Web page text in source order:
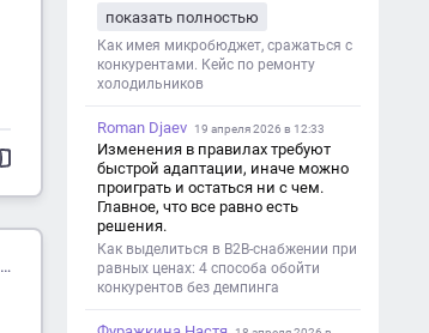
и ловит самый горячий трафик,
тогда как SEO в таких задачах
просто не успевает.
показать полностью
Как имея микробюджет, сражаться с
конкурентами. Кейс по ремонту
холодильников
Roman Djaev 19 апреля 2026 в 12:33
Изменения в правилах требуют
быстрой адаптации, иначе можно
проиграть и остаться ни с чем.
Главное, что все равно есть
решения.
Как выделиться в B2B-снабжении при
равных ценах: 4 способа обойти
конкурентов без демпинга